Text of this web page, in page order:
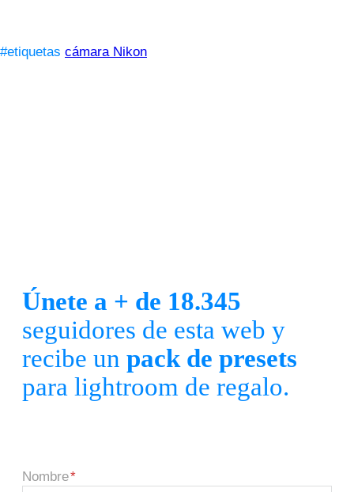
#etiquetas cámara Nikon
Únete a + de 18.345
seguidores de esta web y
recibe un pack de presets
para lightroom de regalo.
Nombre